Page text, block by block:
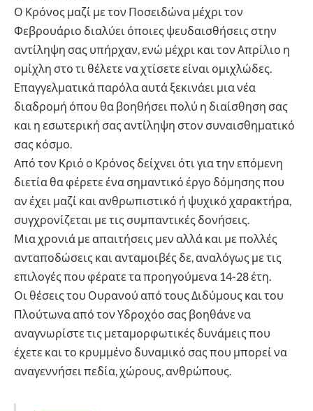
Ο Κρόνος μαζί με τον Ποσειδώνα μέχρι τον
Φεβρουάριο διαλύει όποιες ψευδαισθήσεις στην
αντίληψη σας υπήρχαν, ενώ μέχρι και τον Απρίλιο η
ομίχλη στο τι θέλετε να χτίσετε είναι ομιχλώδες.
Επαγγελματικά παρόλα αυτά ξεκινάει μια νέα
διαδρομή όπου θα βοηθήσει πολύ η διαίσθηση σας
και η εσωτερική σας αντίληψη στον συναισθηματικό
σας κόσμο.
Από τον Κριό ο Κρόνος δείχνει ότι για την επόμενη
διετία θα φέρετε ένα σημαντικό έργο δόμησης που
αν έχει μαζί και ανθρωπιστικό ή ψυχικό χαρακτήρα,
συγχρονίζεται με τις συμπαντικές δονήσεις.
Μια χρονιά με απαιτήσεις μεν αλλά και με πολλές
ανταποδώσεις και ανταμοιβές δε, αναλόγως με τις
επιλογές που φέρατε τα προηγούμενα 14-28 έτη.
Οι θέσεις του Ουρανού από τους Διδύμους και του
Πλούτωνα από τον Υδροχόο σας βοηθάνε να
αναγνωρίστε τις μεταμορφωτικές δυνάμεις που
έχετε και το κρυμμένο δυναμικό σας που μπορεί να
αναγεννήσει πεδία, χώρους, ανθρώπους.